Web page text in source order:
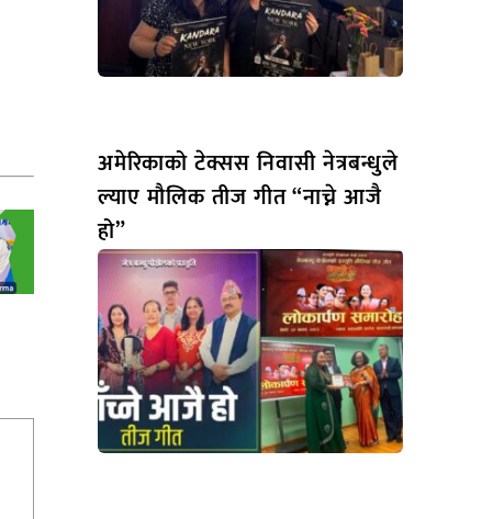
अमेरिकाको टेक्सस निवासी नेत्रबन्धुले
ल्याए मौलिक तीज गीत “नाच्ने आजै
हो”